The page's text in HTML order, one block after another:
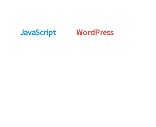
JavaScript WordPress